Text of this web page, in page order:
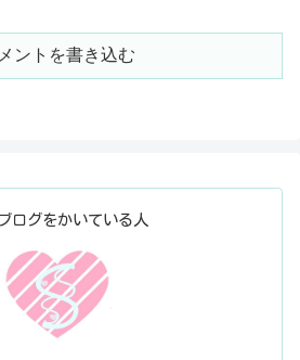
ントを書き込む
ログをかいている人